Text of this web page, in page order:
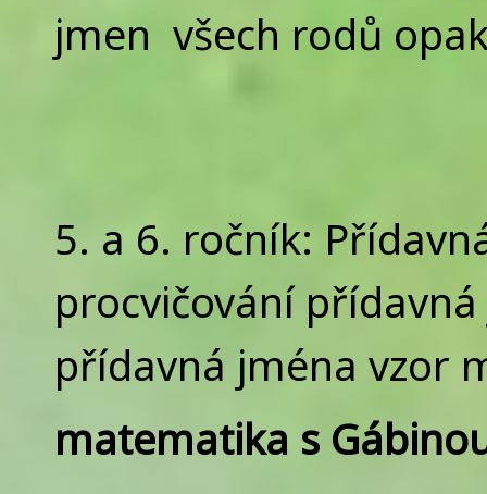
jmen všech rodů
5. a 6. ročník:
procvičování
přídavná jména vzor
matematika s